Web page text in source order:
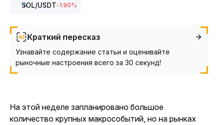
SOL/USDT-1.90%
Краткий пересказ
Узнавайте содержание статьи и оценивайте
рыночные настроения всего за 30 секунд!
На этой неделе запланировано большое
количество крупных макрособытий, но на рынках